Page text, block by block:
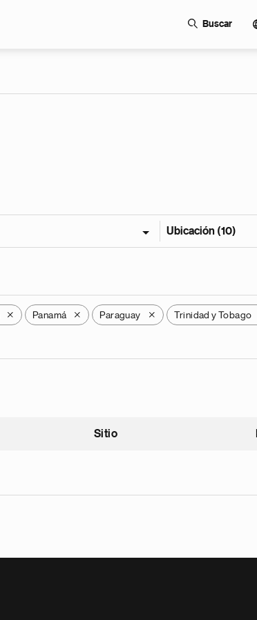
Buscar
Ubicación (10)
X Panamá X Paraguay X Trinidad y Tobago
Sitio